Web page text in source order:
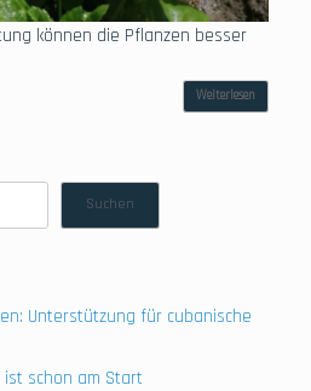
können die Pflanzen besser
Weiterlesen
Suchen
Unterstützung für cubanische
schon am Start